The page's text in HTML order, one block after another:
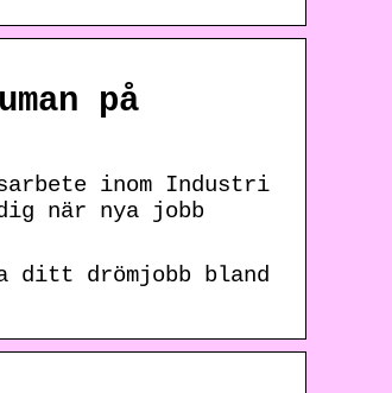
på
inom Industri
när nya jobb
ditt drömjobb bland